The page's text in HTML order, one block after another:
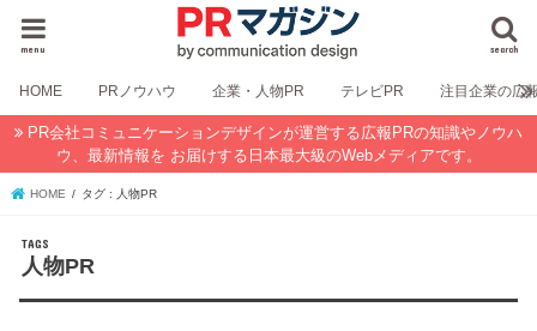
search
menu
HOME PRノウハウ 企業・人物PR テレビPR 注目企業の広
PR会社コミュニケーションデザインが運営する広報PRの知識やノウハ
ウ、最新情報を お届けする日本最大級のWebメディアです。
HOME タグ : 人物PR
人物PR